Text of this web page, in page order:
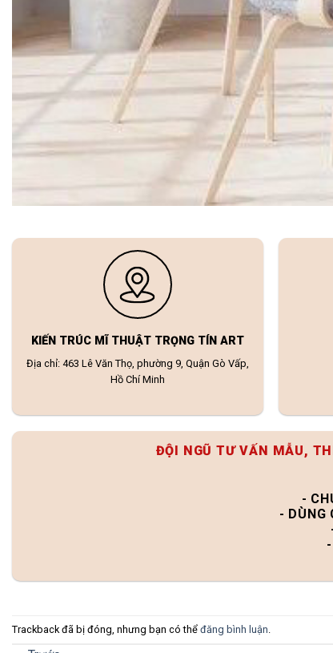
KIẾN TRÚC MĨ THUẬT TRỌNG TÍN ART
Địa chỉ: 463 Lê Văn Thọ, phường 9, Quận Gò Vấp,
Hồ Chí Minh
ĐỘI NGŨ TƯ VẤN MẪU,
-
- DÙNG
Trackback đã bị đóng, nhưng bạn có thể đăng bình luận